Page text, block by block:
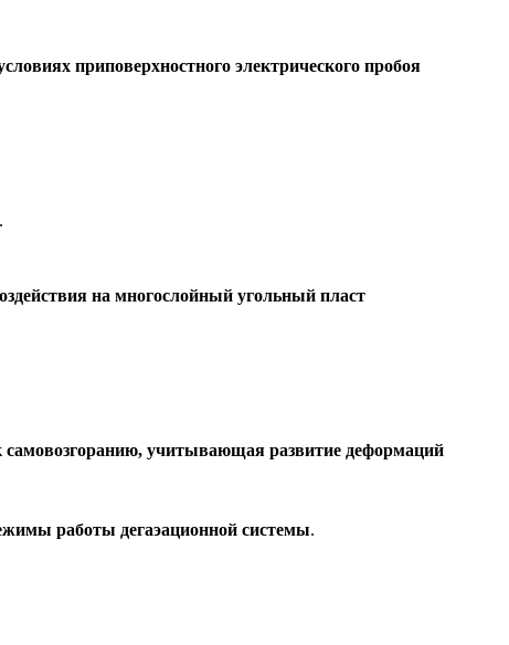
приповерхностного электрического пробоя
.
на многослойный угольный пласт
самовозгоранию, учитывающая развитие деформаций
работы дегаэационной системы.